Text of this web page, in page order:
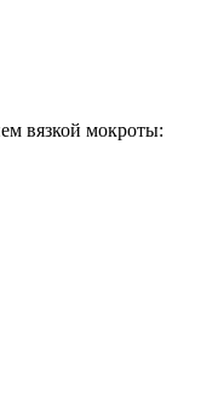
вязкой мокроты: